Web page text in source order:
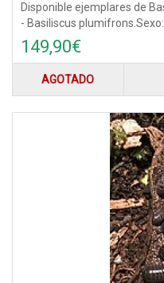
Disponible ejemplares de
- Basiliscus plumifrons.Sexo:..
149,90€
AGOTADO